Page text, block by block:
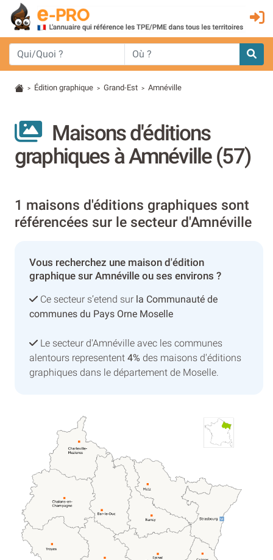
> Édition graphique > Grand-Est > Amnéville
Maisons d'éditions
graphiques à Amnéville (57)
1 maisons d'éditions graphiques sont
référencées sur le secteur d'Amnéville
Vous recherchez une maison d'édition
graphique sur Amnéville ou ses environs ?
Ce secteur s’etend sur la Communauté de
communes du Pays Orne Moselle
Le secteur d'Amnéville avec les communes
alentours representent 4% des maisons d'éditions
graphiques dans le département de Moselle.